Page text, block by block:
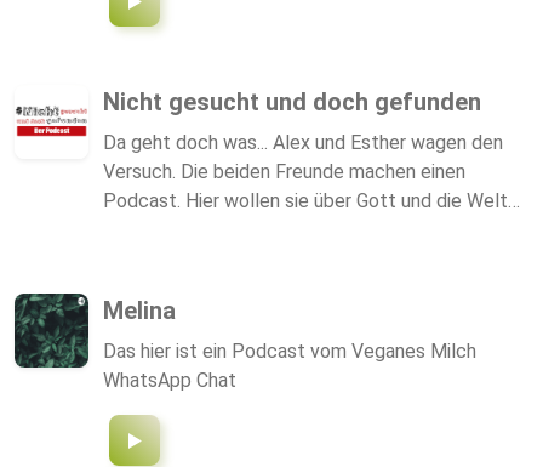
Nicht gesucht und doch gefunden
Da geht doch was... Alex und Esther wagen den
Versuch. Die beiden Freunde machen einen
Podcast. Hier wollen sie über Gott und die Welt
dabei: Hündin Erna! Wir sind sehr gespannt und
freuen uns auf diese Reise.
Melina
Das hier ist ein Podcast vom Veganes Milch
WhatsApp Chat